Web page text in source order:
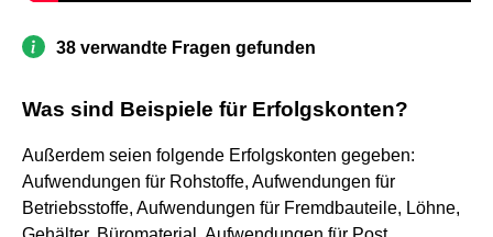
38 verwandte Fragen gefunden
Was sind Beispiele für Erfolgskonten?
Außerdem seien folgende Erfolgskonten gegeben:
Aufwendungen für Rohstoffe, Aufwendungen für
Betriebsstoffe, Aufwendungen für Fremdbauteile, Löhne,